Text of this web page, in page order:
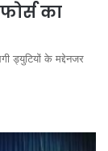
का
ड्युटियों के मद्देनजर